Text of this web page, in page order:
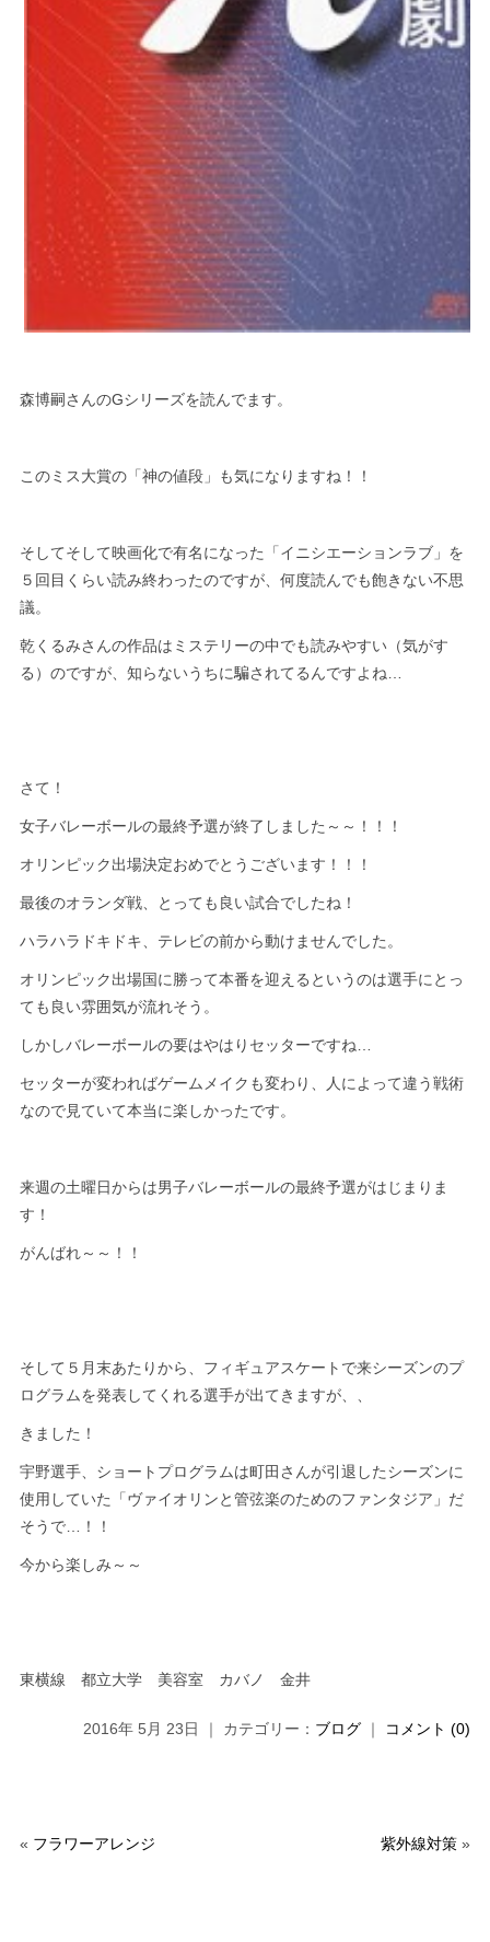
森博嗣さんのGシリーズを読んでます。
このミス大賞の「神の値段」も気になりますね！！
そしてそして映画化で有名になった「イニシエーションラブ」を
５回目くらい読み終わったのですが、何度読んでも飽きない不思
議。
乾くるみさんの作品はミステリーの中でも読みやすい（気がす
る）のですが、知らないうちに騙されてるんですよね…
さて！
女子バレーボールの最終予選が終了しました～～！！！
オリンピック出場決定おめでとうございます！！！
最後のオランダ戦、とっても良い試合でしたね！
ハラハラドキドキ、テレビの前から動けませんでした。
オリンピック出場国に勝って本番を迎えるというのは選手にとっ
ても良い雰囲気が流れそう。
しかしバレーボールの要はやはりセッターですね…
セッターが変わればゲームメイクも変わり、人によって違う戦術
なので見ていて本当に楽しかったです。
来週の土曜日からは男子バレーボールの最終予選がはじまりま
す！
がんばれ～～！！
そして５月末あたりから、フィギュアスケートで来シーズンのプ
ログラムを発表してくれる選手が出てきますが、、
きました！
宇野選手、ショートプログラムは町田さんが引退したシーズンに
使用していた「ヴァイオリンと管弦楽のためのファンタジア」だ
そうで…！！
今から楽しみ～～
東横線 都立大学 美容室 カバノ 金井
2016年 5月 23日 ｜ カテゴリー： ブログ ｜ コメント (0)
« フラワーアレンジ 紫外線対策 »